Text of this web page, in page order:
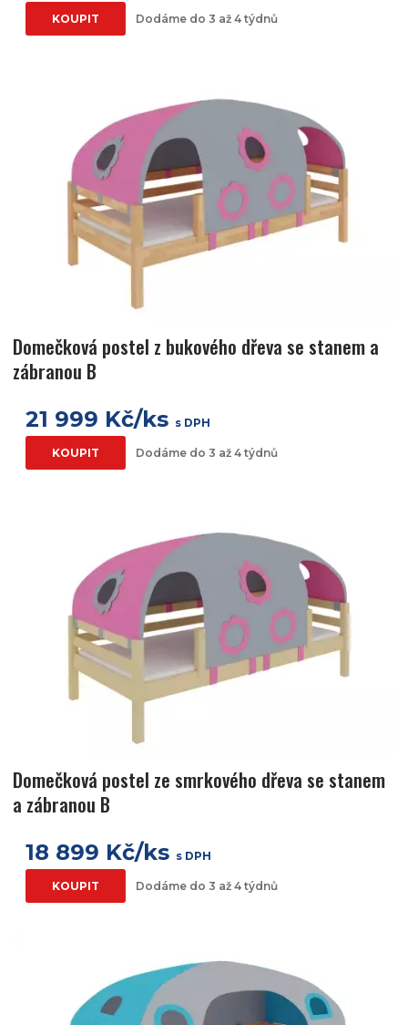
KOUPIT Dodáme do 3 až 4 týdnů
Domečková postel z bukového dřeva se stanem a
zábranou B
21 999 Kč/ks s DPH
KOUPIT Dodáme do 3 až 4 týdnů
Domečková postel ze smrkového dřeva se stanem
a zábranou B
18 899 Kč/ks s DPH
KOUPIT Dodáme do 3 až 4 týdnů